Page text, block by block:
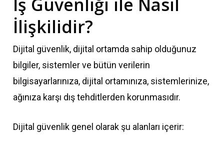
İlişkilidir?
Dijital güvenlik, dijital ortamda sahip olduğunuz
bilgiler, sistemler ve bütün verilerin
bilgisayarlarınıza, dijital ortamınıza, sistemlerinize,
ağınıza karşı dış tehditlerden korunmasıdır.
Dijital güvenlik genel olarak şu alanları içerir: